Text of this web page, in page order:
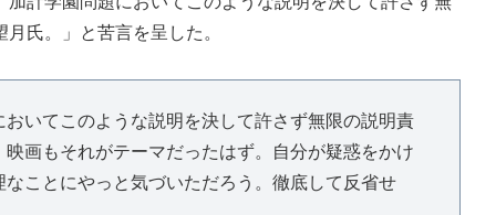
氏。」と苦言を呈した。
いてこのような説明を決して許さず無限の説明責
画もそれがテーマだったはず。自分が疑惑をかけ
ことにやっと気づいただろう。徹底して反省せ